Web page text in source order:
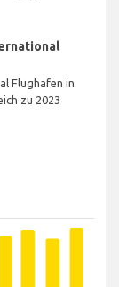
Flughafen in
zu 2023